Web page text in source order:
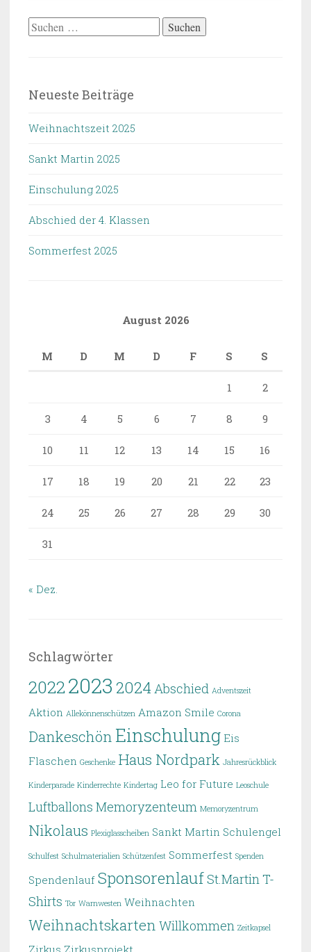
Suchen
Neueste Beiträge
Weihnachtszeit 2025
Sankt Martin 2025
Einschulung 2025
Abschied der 4. Klassen
Sommerfest 2025
August 2026
M D M D F S S
1 2
3 4 5 6 7 8 9
10 11 12 13 14 15 16
17 18 19 20 21 22 23
24 25 26 27 28 29 30
31
« Dez.
Schlagwörter
20222023 2024 Abschied Adventszeit
Aktion Allekönnenschützen Amazon Smile Corona
Dankeschön Einschulung Eis
Flaschen Geschenke Haus Nordpark Jahresrückblick
Kinderparade Kinderrechte Kindertag Leo for Future Leoschule
Luftballons Memoryzenteum Memoryzentrum
Nikolaus Plexiglasscheiben Sankt Martin Schulengel
Schulfest Schulmaterialien Schützenfest Sommerfest Spenden
Spendenlauf SponsorenlaufSt.MartinT-
Shirts Tor Warnwesten Weihnachten
Weihnachtskarten Willkommen Zeitkapsel